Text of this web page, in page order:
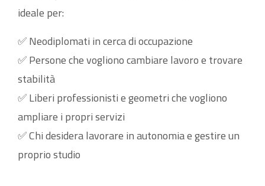
ideale per:
✅ Neodiplomati in cerca di occupazione
✅ Persone che vogliono cambiare lavoro e trovare
stabilità
✅ Liberi professionisti e geometri che vogliono
ampliare i propri servizi
✅ Chi desidera lavorare in autonomia e gestire un
proprio studio